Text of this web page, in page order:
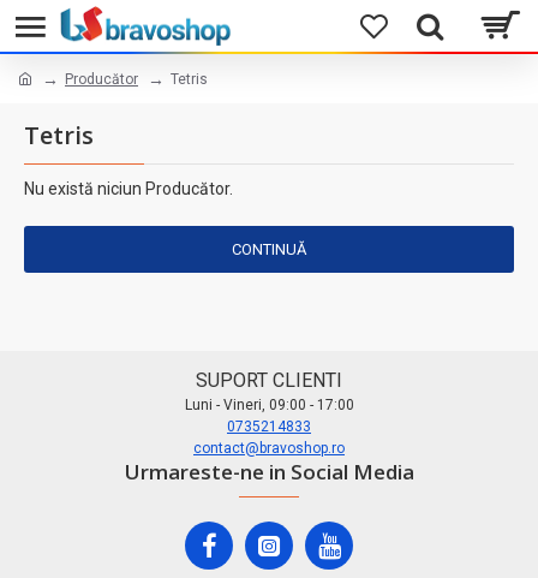
Producător Tetris
Tetris
Nu există niciun Producător.
CONTINUĂ
SUPORT CLIENTI
Luni - Vineri, 09:00 - 17:00
0735214833
contact@bravoshop.ro
Urmareste-ne in Social Media